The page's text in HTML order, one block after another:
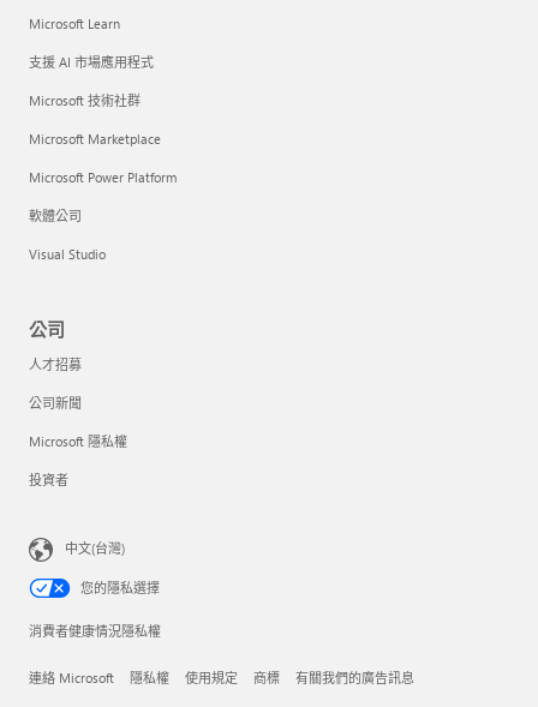
Microsoft Learn
支援 AI 市場應用程式
Microsoft 技術社群
Microsoft Marketplace
Microsoft Power Platform
軟體公司
Visual Studio
公司
人才招募
公司新聞
Microsoft 隱私權
投資者
中文(台灣)
您的隱私選擇
消費者健康情況隱私權
連絡 Microsoft 隱私權 使用規定 商標 有關我們的廣告訊息